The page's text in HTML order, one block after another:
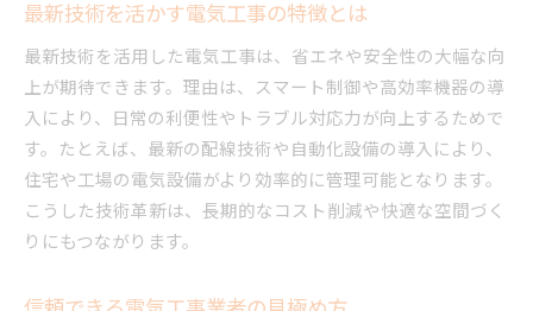
地域密着型電気工事の安心ポイントとは
利用者満足度が高い電気工事の実践例
安全と効率を両立する電気工事のポイント
安全対策を徹底した電気工事の進め方
効率化を実現する電気工事の現場管理術
ミスを防ぐ電気工事のチェック体制とは
最新技術を活かす電気工事の特徴とは
最新技術を活用した電気工事は、省エネや安全性の大幅な向
上が期待できます。理由は、スマート制御や高効率機器の導
入により、日常の利便性やトラブル対応力が向上するためで
す。たとえば、最新の配線技術や自動化設備の導入により、
住宅や工場の電気設備がより効率的に管理可能となります。
こうした技術革新は、長期的なコスト削減や快適な空間づく
りにもつながります。